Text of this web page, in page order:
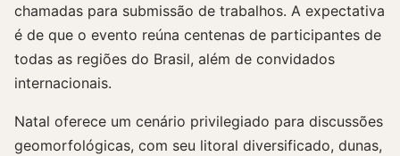
chamadas para submissão de trabalhos. A expectativa
é de que o evento reúna centenas de participantes de
todas as regiões do Brasil, além de convidados
internacionais.
Natal oferece um cenário privilegiado para discussões
geomorfológicas, com seu litoral diversificado, dunas,